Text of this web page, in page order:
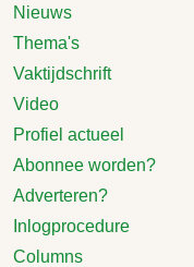
Nieuws
Thema's
Vaktijdschrift
Video
Profiel actueel
Abonnee worden?
Adverteren?
Inlogprocedure
Columns